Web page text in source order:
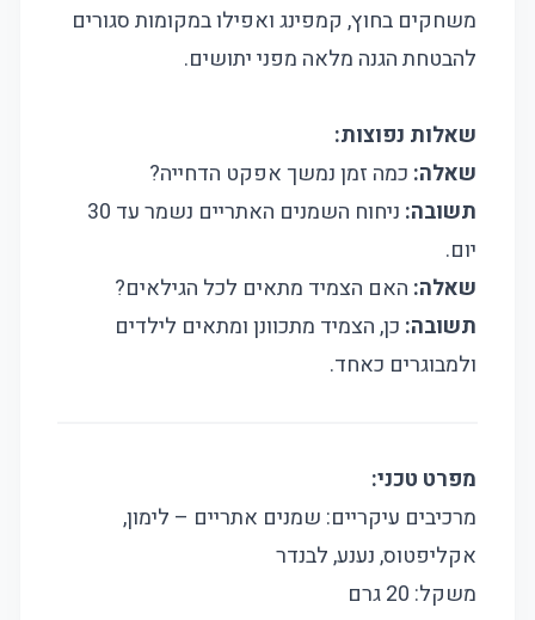
משחקים בחוץ, קמפינג ואפילו במקומות סגורים
להבטחת הגנה מלאה מפני יתושים.
שאלות נפוצות:
שאלה: כמה זמן נמשך אפקט הדחייה?
תשובה:
ניחוח השמנים האתריים נשמר עד 30
יום.
שאלה: האם הצמיד מתאים לכל הגילאים?
תשובה: כן, הצמיד מתכוונן ומתאים לילדים
ולמבוגרים כאחד.
מפרט טכני:
מרכיבים עיקריים: שמנים אתריים – לימון,
אקליפטוס, נענע, לבנדר
משקל: 20 גרם